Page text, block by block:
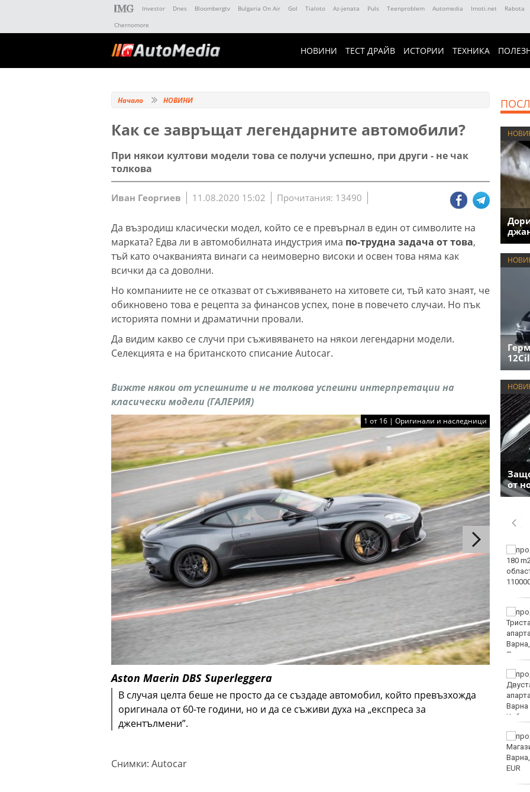
Investor Dnes Bloombergtv Bulgaria On Air Gol Tialoto Az-jenata Puls Teenproblem Automedia Imoti.net Rabota
Chernomore
НОВИНИ ТЕСТ ДРАЙВ ИСТОРИИ ТЕХНИКА
Начало НОВИНИ
Как се завръщат легендарните автомобили?
При някои култови модели това се получи успешно, при други - не чак
толкова
Иван Георгиев 11.08.2020 15:02 Прочитания: 13490
Да възродиш класически модел, който се е превърнал в един от символите на
марката? Едва ли в автомобилната индустрия има по-трудна задача от това,
тъй като очакванията винаги са неимоверно високи и освен това няма как
всички да са доволни.
Но компаниите не се отказват от съживяването на хитовете си, тъй като знаят, че
обикновено това е рецепта за финансов успех, поне в повечето случаи. Но пък
историята помни и драматични провали.
Да видим какво се случи при съживяването на някои легендарни модели.
Селекцията е на британското списание Autocar.
Вижте някои от успешните и не толкова успешни интерпретации на
класически модели (ГАЛЕРИЯ)
1 от 16 | Оригинали и наследници
Aston Maerin DBS Superleggera
В случая целта беше не просто да се създаде автомобил, който превъзхожда
оригинала от 60-те години, но и да се съживи духа на „експреса за
джентълмени”.
Снимки: Autocar
от
Винисиус Жуниор
преподписа с Реал
(Мадрид)
ЦСКА удари с 3:0 Макаби
като гост
медицината